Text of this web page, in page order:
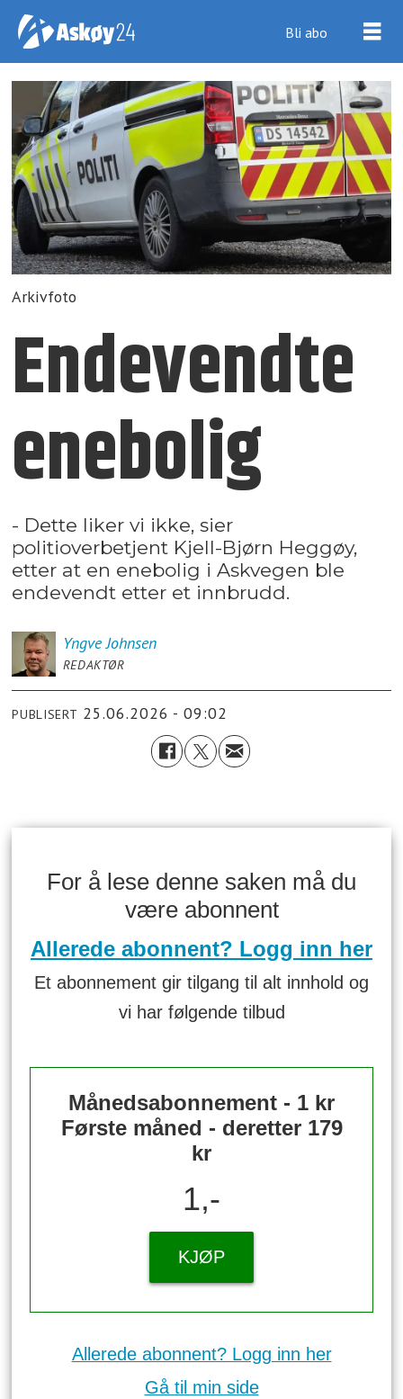
Bli abo
Arkivfoto
Endevendte
enebolig
- Dette liker vi ikke, sier
politioverbetjent Kjell-Bjørn Heggøy,
etter at en enebolig i Askvegen ble
endevendt etter et innbrudd.
Yngve Johnsen
REDAKTØR
PUBLISERT 25.06.2026 - 09:02
For å lese denne saken må du
være abonnent
Allerede abonnent? Logg inn her
Et abonnement gir tilgang til alt innhold og
vi har følgende tilbud
Månedsabonnement - 1 kr
Første måned - deretter 179
kr
1,-
KJØP
Allerede abonnent? Logg inn her
Gå til min side